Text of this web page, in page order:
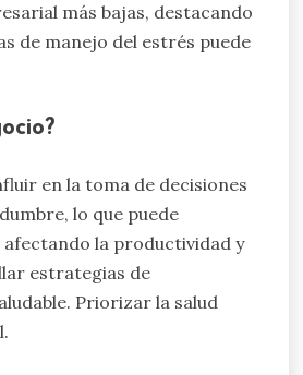
más bajas, destacando
de manejo del estrés puede
en la toma de decisiones
lo que puede
afectando la productividad y
estrategias de
Priorizar la salud